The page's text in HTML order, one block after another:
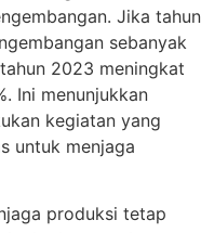
Jika tahun
sebanyak
2023 meningkat
Ini menunjukkan
kegiatan yang
untuk menjaga
produksi tetap